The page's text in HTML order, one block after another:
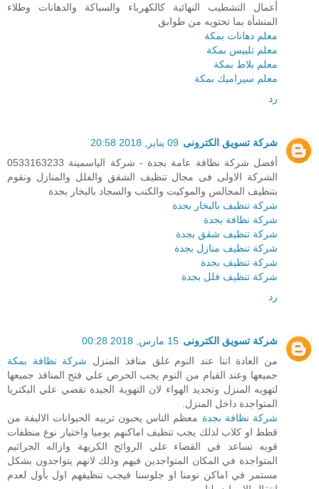
أعمال التشطيب النهائية كالكهرباء والسباكة والدهانات وطلاء
المنشأة بما تحتويه من طوابق
معلم دهانات بمكة
معلم تلييس بمكة
معلم بلاط بمكة
معلم سيراميك بمكة
رد
شركة تسويق الكترونى 09 يناير, 2018 20:58
أفضل شركة نظافة عامة بجدة - شركة الياسمينة 0533163233
الشركة الاولى فى مجال تنظيف الشقق والفلل والمنازل ونقوم
بتنظيف المجالس والموكيت والكنب والسجاد بالبخار بجدة
شركة تنظيف بالبخار بجدة
شركة نظافة بجدة
شركة تنظيف شقق بجدة
شركة تنظيف منازل بجدة
شركة تنظيف بجدة
شركة تنظيف فلل بجدة
رد
شركة تسويق الكترونى 15 مارس, 2018 00:28
من العادة اننا عند النوم غلق منافذ المنزل شركة نظافة بمكة
جميعها وعند القيام من النوم يجب الحرص علي فتح المنافذ جميعها
لتهويه المنزل وتجديد الهواء لان التهوية الجيدة تقضي علي البكتريا
المتواجدة داخل المنزل.
شركة نظافة بجدة معظم الناس يحبون تربيه الحيوانات الاليفة من
قطط او كلاب لذلك يجب تنظيف اماكنهم يوميا واختيار نوع منظفات
قويه تساعد في القضاء علي الروائح الكريهة وازاله الجراثيم
المتواجدة في المكان المتواجدين فيهم وذلك لانهم يتواجدون بشكل
مستمر في اماكن نومنا او جلوسنا فيجب تنظيفهم اول بأول لعدم